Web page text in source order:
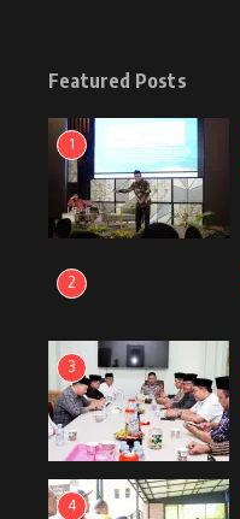
Featured Posts
1
2
3
4